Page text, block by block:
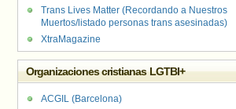
Trans Lives Matter (Recordando a Nuestros
Muertos/listado personas trans asesinadas)
XtraMagazine
Organizaciones cristianas LGTBI+
ACGIL (Barcelona)